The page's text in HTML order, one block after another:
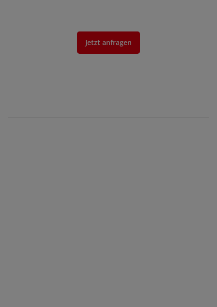
Jetzt anfragen